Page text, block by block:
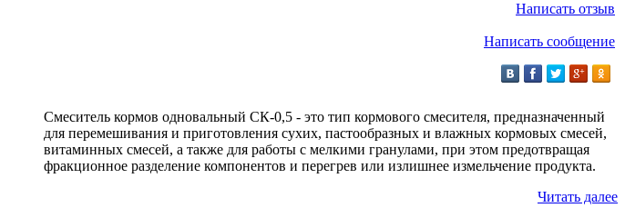
Написать отзыв
Написать сообщение
Смеситель кормов одновальный СК-0,5 - это тип кормового смесителя, предназначенный
для перемешивания и приготовления сухих, пастообразных и влажных кормовых смесей,
витаминных смесей, а также для работы с мелкими гранулами, при этом предотвращая
фракционное разделение компонентов и перегрев или излишнее измельчение продукта.
Читать далее